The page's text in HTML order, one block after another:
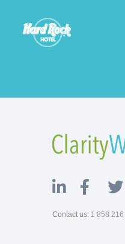
Contact us: 1 858